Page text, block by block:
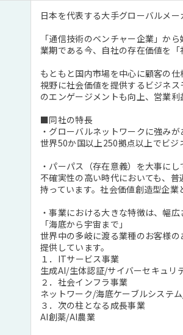
日本を代表する大手グローバルメー
「通信技術のベンチャー企業」か
業期である今、自社の存在価値を
もともと国内市場を中心に顧客の
視野に社会価値を提供するビジネ
のエンゲージメントも向上、営業
■同社の特長
・グローバルネットワークに強みが
世界50か国以上250拠点以上でビジ
・パーパス（存在意義）を大事にし
不確実性の高い時代においても、
持っています。社会価値創造型企
・事業における大きな特徴は、幅広
「海底から宇宙まで」
世界中の多岐に渡る業種のお客様
提供しています。
１．ITサービス事業
生成AI/生体認証/サイバーセキュリ
２．社会インフラ事業
ネットワーク/海底ケーブルシステ
３．次の柱となる成長事業
AI創薬/AI農業